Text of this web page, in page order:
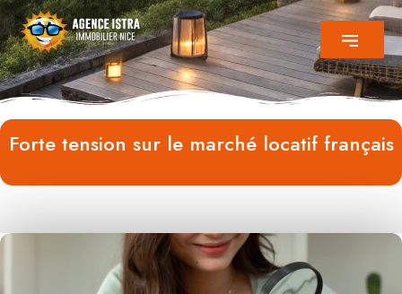
Forte tension sur le marché locatif français